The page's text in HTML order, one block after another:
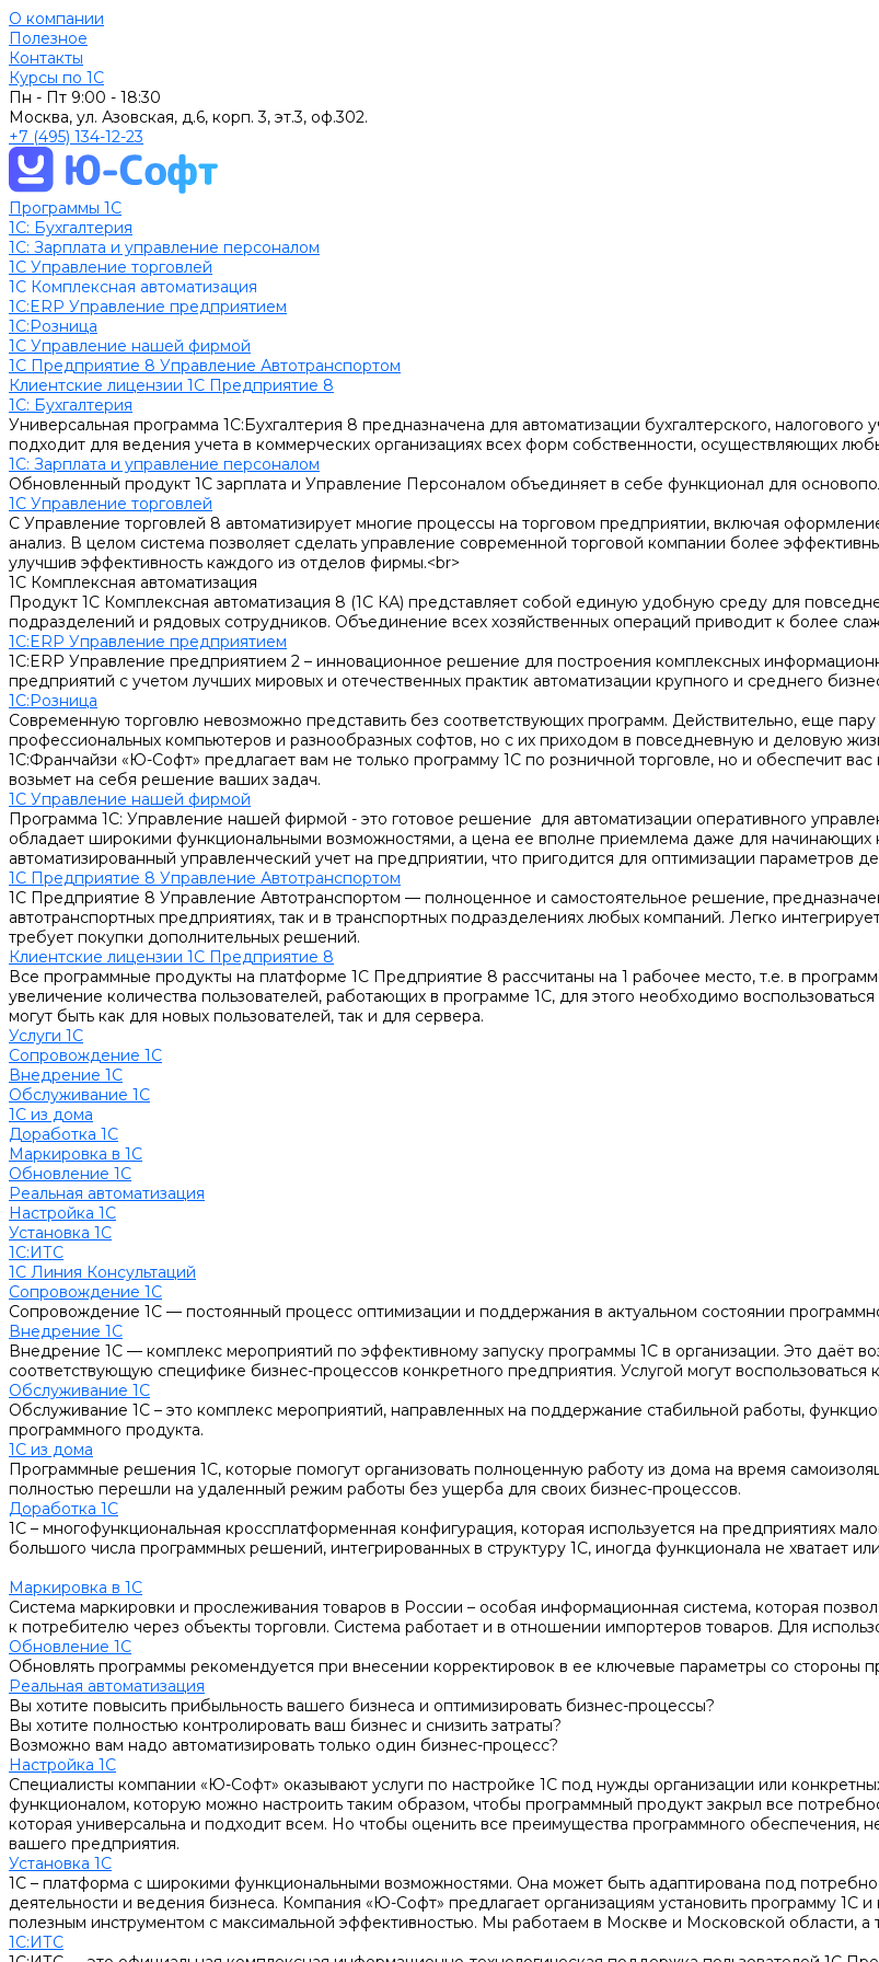
О компании
Полезное
Контакты
Курсы по 1С
Пн - Пт 9:00 - 18:30
Москва, ул. Азовская, д.6, корп. 3, эт.3, оф.302.
+7 (495) 134-12-23
Программы 1С
1C: Бухгалтерия
1С: Зарплата и управление персоналом
1С Управление торговлей
1С Комплексная автоматизация
1С:ERP Управление предприятием
1С:Розница
1С Управление нашей фирмой
1С Предприятие 8 Управление Автотранспортом
Клиентские лицензии 1С Предприятие 8
1C: Бухгалтерия
Универсальная программа 1С:Бухгалтерия 8 предназначена для автоматизации бухгалтерского,
подходит для ведения учета в коммерческих организациях всех форм собственности, осуществляющих
1С: Зарплата и управление персоналом
Обновленный продукт 1С зарплата и Управление Персоналом объединяет в себе функционал для
1С Управление торговлей
С Управление торговлей 8 автоматизирует многие процессы на торговом предприятии, включая
анализ. В целом система позволяет сделать управление современной торговой компании более
улучшив эффективность каждого из отделов фирмы.<br>
1С Комплексная автоматизация
Продукт 1С Комплексная автоматизация 8 (1С КА) представляет собой единую удобную среду для
подразделений и рядовых сотрудников. Объединение всех хозяйственных операций приводит к более
1С:ERP Управление предприятием
1С:ERP Управление предприятием 2 – инновационное решение для построения комплексных
предприятий с учетом лучших мировых и отечественных практик автоматизации крупного и среднего
1С:Розница
Современную торговлю невозможно представить без соответствующих программ. Действительно, еще
профессиональных компьютеров и разнообразных софтов, но с их приходом в повседневную и деловую
1С:Франчайзи «Ю-Софт» предлагает вам не только программу 1С по розничной торговле, но и обеспечит
возьмет на себя решение ваших задач.
1С Управление нашей фирмой
Программа 1С: Управление нашей фирмой - это готовое решение для автоматизации оперативного
обладает широкими функциональными возможностями, а цена ее вполне приемлема даже для начинающих
автоматизированный управленческий учет на предприятии, что пригодится для оптимизации параметров
1С Предприятие 8 Управление Автотранспортом
1С Предприятие 8 Управление Автотранспортом — полноценное и самостоятельное решение,
автотранспортных предприятиях, так и в транспортных подразделениях любых компаний. Легко
требует покупки дополнительных решений.
Клиентские лицензии 1С Предприятие 8
Все программные продукты на платформе 1С Предприятие 8 рассчитаны на 1 рабочее место, т.е. в
увеличение количества пользователей, работающих в программе 1С, для этого необходимо
могут быть как для новых пользователей, так и для сервера.
Услуги 1С
Сопровождение 1С
Внедрение 1С
Обслуживание 1С
1С из дома
Доработка 1С
Маркировка в 1С
Обновление 1С
Реальная автоматизация
Настройка 1С
Установка 1С
1С:ИТС
1С Линия Консультаций
Сопровождение 1С
Сопровождение 1С — постоянный процесс оптимизации и поддержания в актуальном состоянии
Внедрение 1С
Внедрение 1С — комплекс мероприятий по эффективному запуску программы 1С в организации. Это даёт
соответствующую специфике бизнес-процессов конкретного предприятия. Услугой могут
Обслуживание 1С
Обслуживание 1С – это комплекс мероприятий, направленных на поддержание стабильной работы,
программного продукта.
1С из дома
Программные решения 1С, которые помогут организовать полноценную работу из дома на время
полностью перешли на удаленный режим работы без ущерба для своих бизнес-процессов.
Доработка 1С
1С – многофункциональная кроссплатформенная конфигурация, которая используется на предприятиях
большого числа программных решений, интегрированных в структуру 1С, иногда функционала не хватает
Маркировка в 1С
Система маркировки и прослеживания товаров в России – особая информационная система, которая
к потребителю через объекты торговли. Система работает и в отношении импортеров товаров. Для
Обновление 1С
Обновлять программы рекомендуется при внесении корректировок в ее ключевые параметры со стороны
Реальная автоматизация
Вы хотите повысить прибыльность вашего бизнеса и оптимизировать бизнес-процессы?
Вы хотите полностью контролировать ваш бизнес и снизить затраты?
Возможно вам надо автоматизировать только один бизнес-процесс?
Настройка 1С
Специалисты компании «Ю-Софт» оказывают услуги по настройке 1С под нужды организации или
функционалом, которую можно настроить таким образом, чтобы программный продукт закрыл все
которая универсальна и подходит всем. Но чтобы оценить все преимущества программного обеспечения,
вашего предприятия.
Установка 1С
1С – платформа с широкими функциональными возможностями. Она может быть адаптирована под
деятельности и ведения бизнеса. Компания «Ю-Софт» предлагает организациям установить программу 1С
полезным инструментом с максимальной эффективностью. Мы работаем в Москве и Московской области, а
1С:ИТС